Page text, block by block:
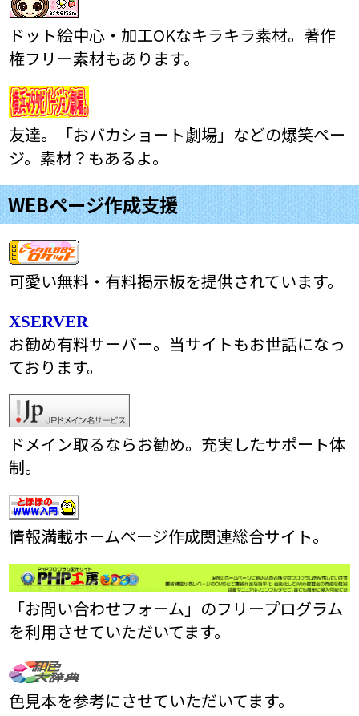
ドット絵中心・加工OKなキラキラ素材。著作
権フリー素材もあります。
友達。「おバカショート劇場」などの爆笑ペー
ジ。素材？もあるよ。
WEBページ作成支援
可愛い無料・有料掲示板を提供されています。
XSERVER
お勧め有料サーバー。当サイトもお世話になっ
ております。
ドメイン取るならお勧め。充実したサポート体
制。
情報満載ホームページ作成関連総合サイト。
「お問い合わせフォーム」のフリープログラム
を利用させていただいてます。
色見本を参考にさせていただいてます。